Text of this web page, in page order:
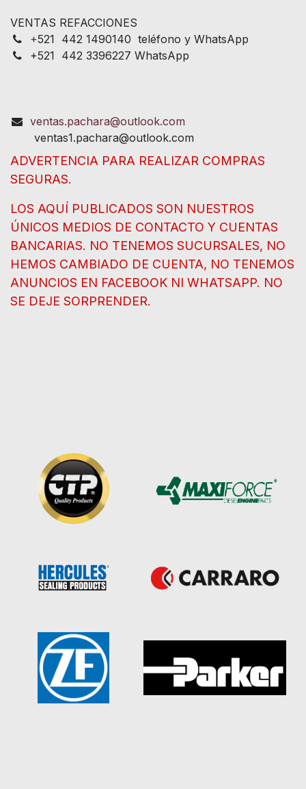
VENTAS REFACCIONES
+521 442 1490140 teléfono y WhatsApp
+521 442 3396227 WhatsApp
ventas.pachara@outlook.com
ventas1.pachara@outlook.com
ADVERTENCIA PARA REALIZAR COMPRAS
SEGURAS.
LOS AQUÍ PUBLICADOS SON NUESTROS
ÚNICOS MEDIOS DE CONTACTO Y CUENTAS
BANCARIAS. NO TENEMOS SUCURSALES, NO
HEMOS CAMBIADO DE CUENTA, NO TENEMOS
ANUNCIOS EN FACEBOOK NI WHATSAPP. NO
SE DEJE SORPRENDER.